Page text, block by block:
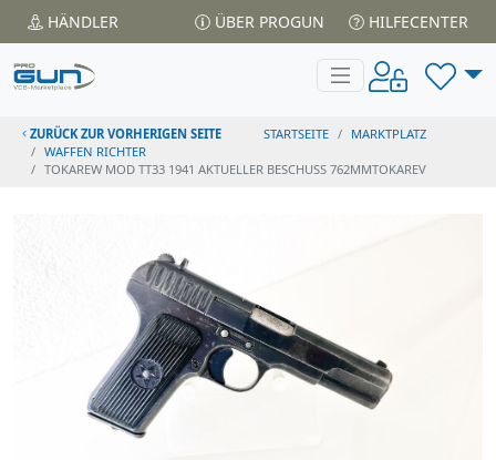
HÄNDLER ÜBER PROGUN HILFECENTER
ZURÜCK ZUR VORHERIGEN SEITE STARTSEITE
MARKTPLATZ
WAFFEN RICHTER
TOKAREW MOD TT33 1941 AKTUELLER BESCHUSS 762MMTOKAREV